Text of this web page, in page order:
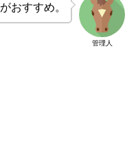
管理人
おすすめ。